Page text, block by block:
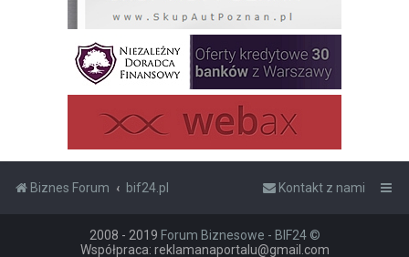
Biznes Forum bif24.pl Kontakt z nami
2008 - 2019 Forum Biznesowe - BIF24 ©
Współpraca: reklamanaportalu@gmail.com